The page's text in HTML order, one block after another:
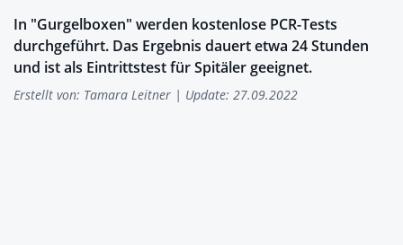
In "Gurgelboxen" werden kostenlose PCR-Tests
durchgeführt. Das Ergebnis dauert etwa 24 Stunden
und ist als Eintrittstest für Spitäler geeignet.
Erstellt von: Tamara Leitner | Update: 27.09.2022